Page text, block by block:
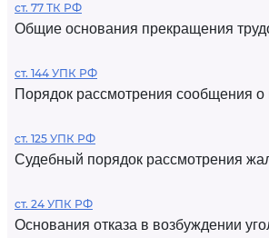
ст. 77 ТК РФ
Общие основания прекращения
ст. 144 УПК РФ
Порядок рассмотрения сообщения о
ст. 125 УПК РФ
Судебный порядок рассмотрения
ст. 24 УПК РФ
Основания отказа в возбуждении